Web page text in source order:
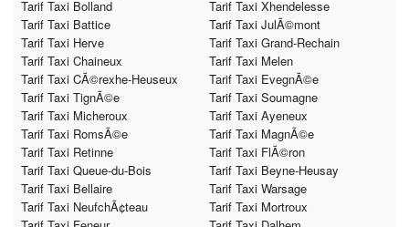
Tarif Taxi Bolland
Tarif Taxi Xhendelesse
Tarif Taxi Battice
Tarif Taxi JulÃ©mont
Tarif Taxi Herve
Tarif Taxi Grand-Rechain
Tarif Taxi Chaineux
Tarif Taxi Melen
Tarif Taxi CÃ©rexhe-Heuseux
Tarif Taxi EvegnÃ©e
Tarif Taxi TignÃ©e
Tarif Taxi Soumagne
Tarif Taxi Micheroux
Tarif Taxi Ayeneux
Tarif Taxi RomsÃ©e
Tarif Taxi MagnÃ©e
Tarif Taxi Retinne
Tarif Taxi FlÃ©ron
Tarif Taxi Queue-du-Bois
Tarif Taxi Beyne-Heusay
Tarif Taxi Bellaire
Tarif Taxi Warsage
Tarif Taxi NeufchÃ¢teau
Tarif Taxi Mortroux